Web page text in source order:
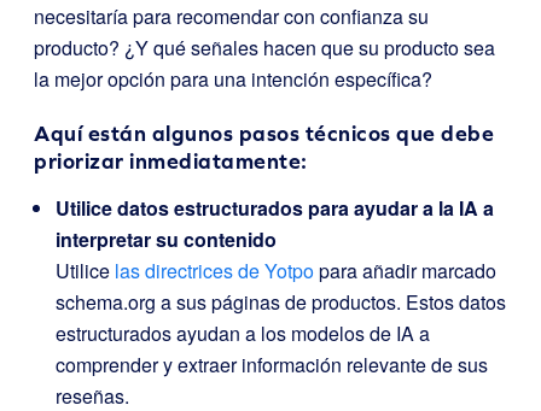
necesitaría para recomendar con confianza su
producto? ¿Y qué señales hacen que su producto sea
la mejor opción para una intención específica?
Aquí están algunos pasos técnicos que debe
priorizar inmediatamente:
Utilice datos estructurados para ayudar a la IA a
interpretar su contenido
Utilice las directrices de Yotpopara añadir marcado
schema.org a sus páginas de productos. Estos datos
estructurados ayudan a los modelos de IA a
comprender y extraer información relevante de sus
reseñas.